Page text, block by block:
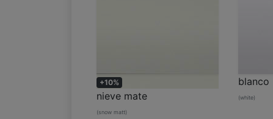
+10%
nieve mate
(snow matt)
blanco
(white)